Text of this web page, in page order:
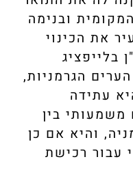
ובנימה
את הכינוי
בלייפציג
הגרמניות,
עתידה
בין
והיא אם כן
עבור רכישת